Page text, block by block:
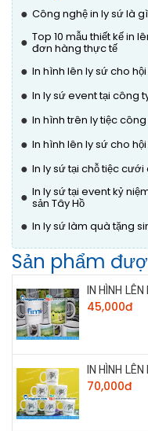
● Công nghệ in ly sứ là
● Top 10 mẫu thiết kế in
đơn hàng thực tế
● In hình lên ly sứ cho
● In ly sứ event tại công
● In hình trên ly tiệc
● In hình lên ly sứ cho
● In ly sứ tại chỗ tiệc
● In ly sứ tại event kỷ
sản Tây Hồ
● In ly sứ làm quà tặng
Sản phẩm
IN HÌNH
45,000đ
IN HÌNH
70,000đ